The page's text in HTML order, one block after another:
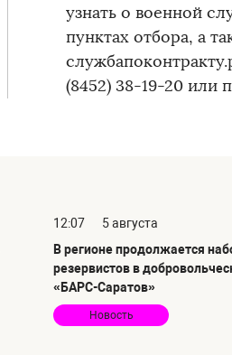
узнать о военной
пунктах отбора, а
(8452) 38-19-20 или
12:07
5 августа
В регионе продолжается
резервистов в
«БАРС-Саратов»
Новость